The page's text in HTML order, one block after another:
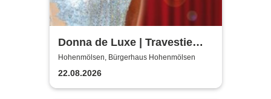
Donna de Luxe | Travestie
Show
Hohenmölsen, Bürgerhaus Hohenmölsen
22.08.2026